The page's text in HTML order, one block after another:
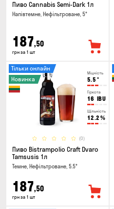
Пиво Cannabis Semi-Dark 1л
Напівтемне, Нефільтроване, 5°
187,50
грн за 1 шт
Міцність
5.5 °
Гіркота
16 IBU
Щільність
12.2 %
(0)
Тільки онлайн
Новинка
Пиво Bistrampolio Craft Dvaro
Tamsusis 1л
Темне, Нефільтроване, 5.5°
187,50
грн за 1 шт